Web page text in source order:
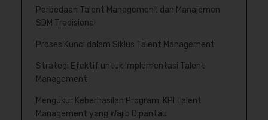
Perbedaan Talent Management dan Manajemen
SDM Tradisional
Proses Kunci dalam Siklus Talent Management
Strategi Efektif untuk Implementasi Talent
Management
Mengukur Keberhasilan Program: KPI Talent
Management yang Wajib Dipantau